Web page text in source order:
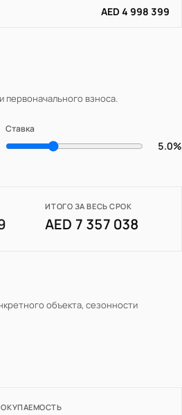
AED 4 998 399
первоначального взноса.
Ставка
5.0%
ИТОГО ЗА ВЕСЬ СРОК
AED 7 357 038
объекта, сезонности
ОКУПАЕМОСТЬ